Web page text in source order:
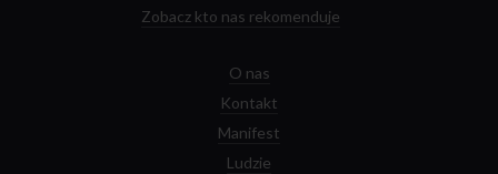
Zobacz kto nas rekomenduje
O nas
Kontakt
Manifest
Ludzie